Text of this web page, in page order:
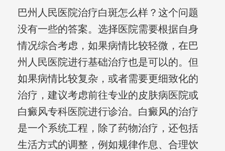
巴州人民医院治疗白斑怎么样？这个问题
没有一些的答案。选择医院需要根据自身
情况综合考虑，如果病情比较轻微，在巴
州人民医院进行基础治疗也是可以的。但
如果病情比较复杂，或者需要更细致化的
治疗，建议考虑前往专业的皮肤病医院或
白癜风专科医院进行诊治。白癜风的治疗
是一个系统工程，除了药物治疗，还包括
生活方式的调整，例如规律作息、合理饮